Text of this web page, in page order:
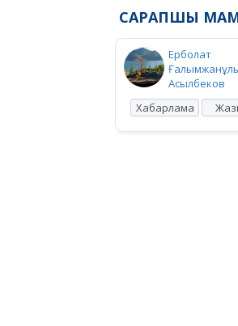
САРАПШЫ
Ерболат
Асылбеков
Хабарлама